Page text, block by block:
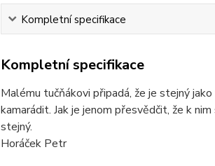
Kompletní specifikace
Kompletní specifikace
Malému tučňákovi připadá, že je stejný
kamarádit. Jak je jenom přesvědčit, že k
stejný.
Horáček Petr